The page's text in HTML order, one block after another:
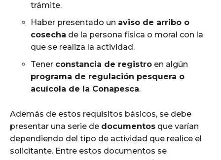
trámite.
Haber presentado un aviso de arribo o
cosecha de la persona física o moral con la
que se realiza la actividad.
Tener constancia de registro en algún
programa de regulación pesquera o
acuícola de la Conapesca.
Además de estos requisitos básicos, se debe
presentar una serie de documentos que varían
dependiendo del tipo de actividad que realice el
solicitante. Entre estos documentos se